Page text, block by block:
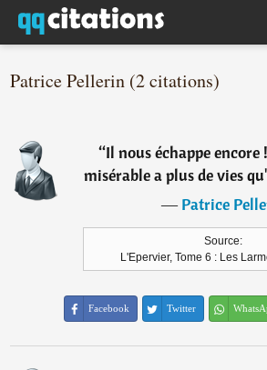
Patrice Pellerin (2 citations)
“Il nous échappe encore
misérable a plus de vies
―Patrice
Source:
L'Epervier, Tome 6 : Les
Facebook Twitter